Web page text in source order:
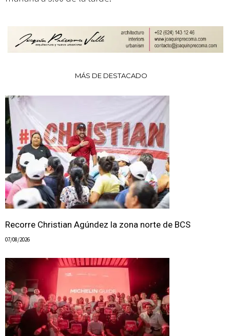
MÁS DE DESTACADO
Recorre Christian Agúndez la zona norte de BCS
07/08/2026